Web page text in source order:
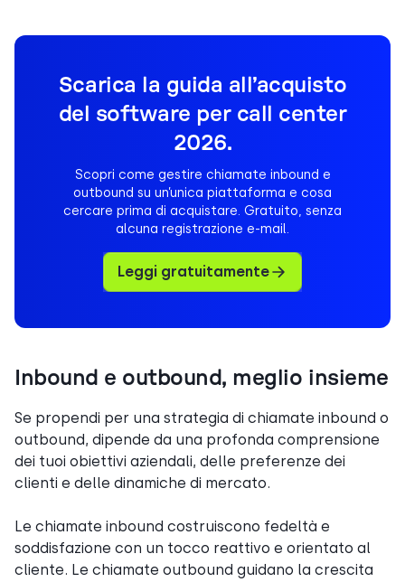
Scarica la guida all’acquisto
del software per call center
2026.
Scopri come gestire chiamate inbound e
outbound su un’unica piattaforma e cosa
cercare prima di acquistare. Gratuito, senza
alcuna registrazione e-mail.
Leggi gratuitamente
Inbound e outbound, meglio insieme
Se propendi per una strategia di chiamate inbound o
outbound, dipende da una profonda comprensione
dei tuoi obiettivi aziendali, delle preferenze dei
clienti e delle dinamiche di mercato.
Le chiamate inbound costruiscono fedeltà e
soddisfazione con un tocco reattivo e orientato al
cliente. Le chiamate outbound guidano la crescita